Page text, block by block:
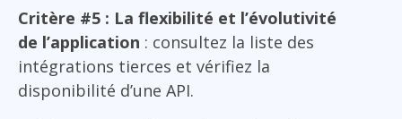
Critère #5 : La flexibilité et l’évolutivité
de l’application : consultez la liste des
intégrations tierces et vérifiez la
disponibilité d’une API.